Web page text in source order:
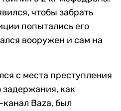
чтобы забрать
попытались его
вооружен и сам на
с места преступления
задержания, как
Baza, был